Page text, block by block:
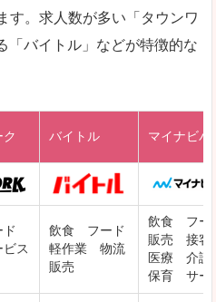
す。求人数が多い「タウンワ
「バイトル」などが特徴的な
ク バイトル マイナビバ
ス
飲食 フード
軽作業 物流
販売
飲食 フー
販売 接客
医療 介護
保育 サー